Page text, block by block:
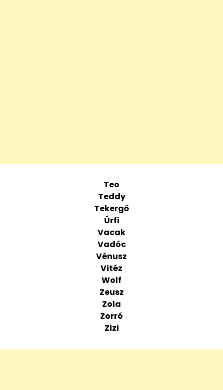
Teo
Teddy
Tekergő
Úrfi
Vacak
Vadóc
Vénusz
Vitéz
Wolf
Zeusz
Zola
Zorró
Zizi